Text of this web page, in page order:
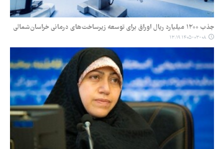
جذب ۱۲۰۰ میلیارد ریال اوراق برای توسعه زیرساخت‌های درمانی خراسان‌شمالی
۱۴۰۵-۰۳-۰۸ ۱۳:۱۹